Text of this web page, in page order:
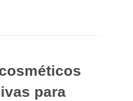
para